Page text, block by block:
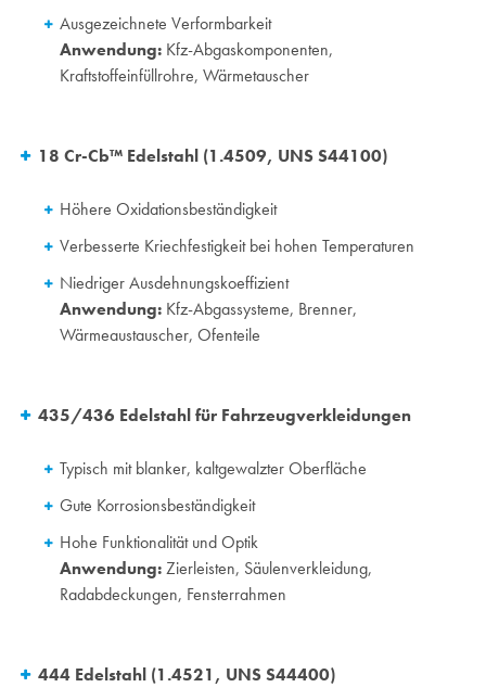
Ausgezeichnete Verformbarkeit
Anwendung: Kfz-Abgaskomponenten,
Kraftstoffeinfüllrohre, Wärmetauscher
18 Cr-Cb™ Edelstahl (1.4509, UNS S44100)
Höhere Oxidationsbeständigkeit
Verbesserte Kriechfestigkeit bei hohen Temperaturen
Niedriger Ausdehnungskoeffizient
Anwendung: Kfz-Abgassysteme, Brenner,
Wärmeaustauscher, Ofenteile
435/436 Edelstahl für Fahrzeugverkleidungen
Typisch mit blanker, kaltgewalzter Oberfläche
Gute Korrosionsbeständigkeit
Hohe Funktionalität und Optik
Anwendung:Zierleisten, Säulenverkleidung,
Radabdeckungen, Fensterrahmen
444 Edelstahl (1.4521, UNS S44400)